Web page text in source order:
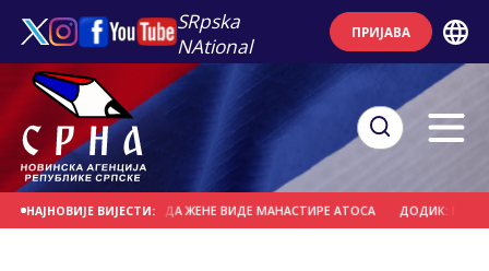
SRpska
NAtional
ПРИЈАВА
НАЈНОВИЈЕ ВИЈЕСТИ:
- ЈЕДИНИ НАЧИН ДА ЖЕНЕ ВИДЕ МАНАСТИРЕ АТОСА ДОДИК: